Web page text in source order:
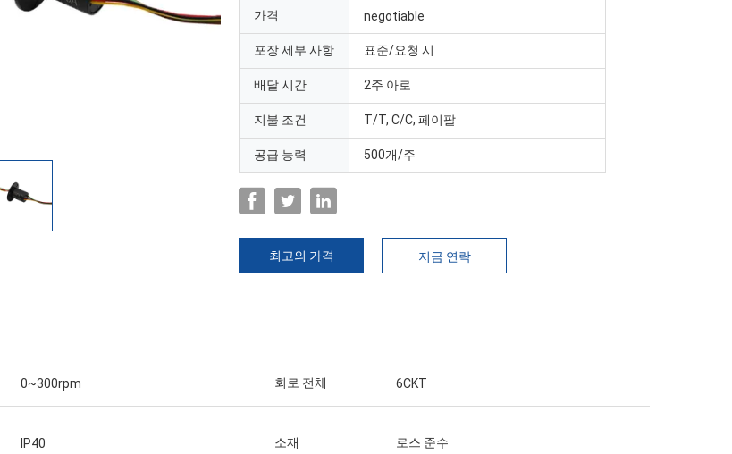
가격 negotiable
포장 세부 사항 표준/요청 시
배달 시간 2주 아로
지불 조건 T/T, C/C, 페이팔
공급 능력 500개/주
최고의 가격 지금 연락
0~300rpm 회로 전체 6CKT
IP40 소재 로스 준수